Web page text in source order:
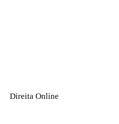
Direita Online